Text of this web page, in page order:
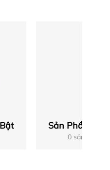
Sản Phẩm Nổi
0 sản phẩm